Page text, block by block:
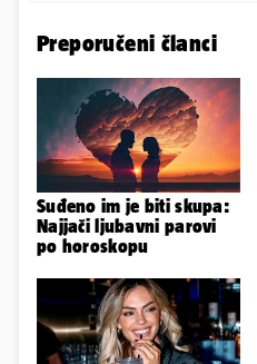
Preporučeni članci
Suđeno im je biti skupa:
Najjači ljubavni parovi
po horoskopu